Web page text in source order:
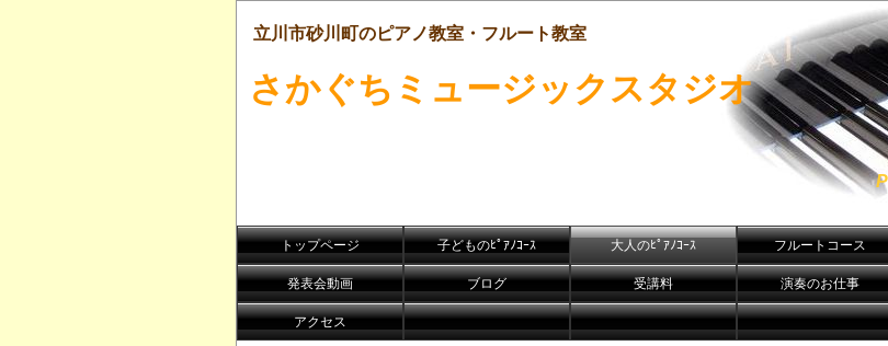
立川市砂川町のピアノ教室・フルート教室
さかぐちミュージックスタジオ
トップページ 子どものﾋﾟｱﾉｺｰｽ 大人のﾋﾟｱﾉｺｰｽ フルートコース
発表会動画 ブログ 受講料 演奏のお仕事
アクセス